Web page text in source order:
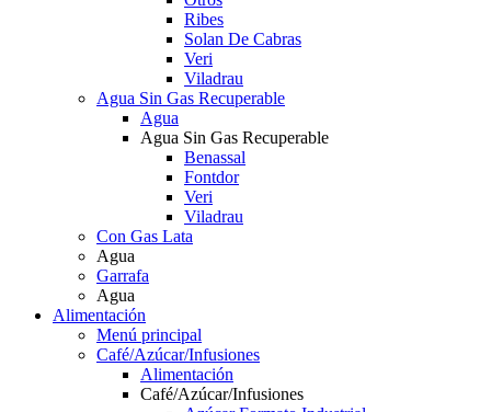
Ribes
Solan De Cabras
Veri
Viladrau
Agua Sin Gas Recuperable
Agua
Agua Sin Gas Recuperable
Benassal
Fontdor
Veri
Viladrau
Con Gas Lata
Agua
Garrafa
Agua
Alimentación
Menú principal
Café/Azúcar/Infusiones
Alimentación
Café/Azúcar/Infusiones